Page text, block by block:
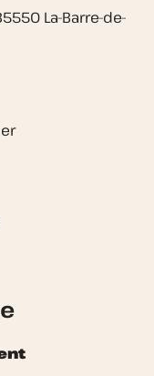
La-Barre-de-